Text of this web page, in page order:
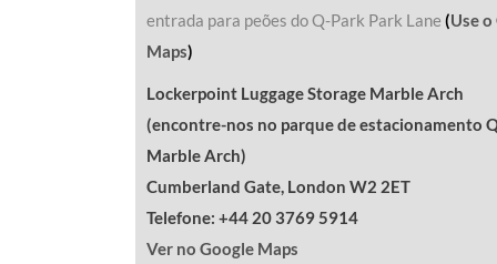
entrada para peões do Q-Park Park Lane (Use
Maps)
Lockerpoint Luggage Storage Marble Arch
(encontre-nos no parque de estacionamento
Marble Arch)
Cumberland Gate, London W2 2ET
Telefone: +44 20 3769 5914
Ver no Google Maps